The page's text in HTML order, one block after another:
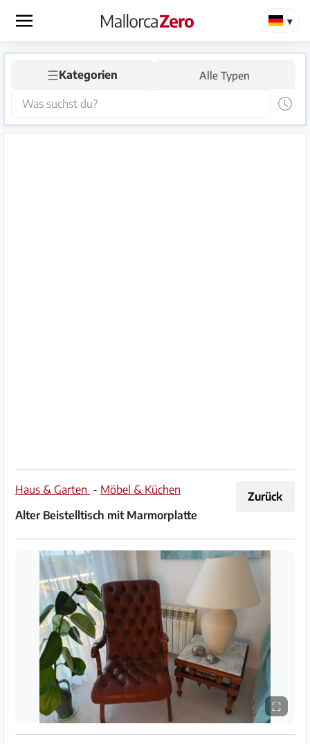
×
Startseite
Anzeige
aufgeben
Hilfe
FAQ
☰Kategorien Alle Typen
Zurück
Haus & Garten - Möbel & Küchen
Alter Beistelltisch mit Marmorplatte
⛶